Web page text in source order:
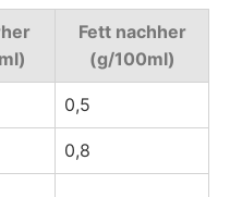
Fett nachher
(g/100ml)
0,5
0,8